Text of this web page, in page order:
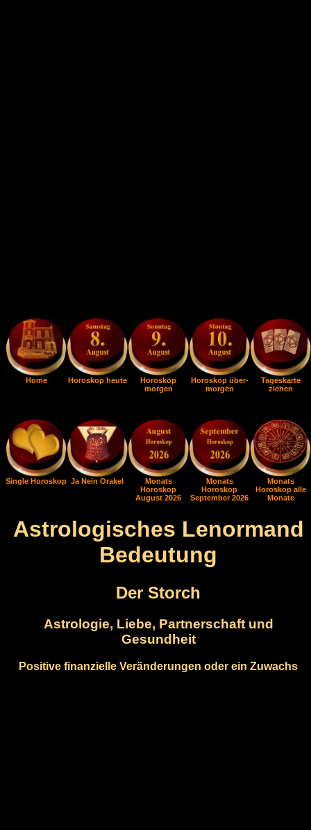
Home Horoskop heute
Horoskop
morgen
Horoskop über-
morgen
Tageskarte
ziehen
Single Horoskop Ja Nein Orakel
Monats
Horoskop
August 2026
Monats
Horoskop
September 2026
Monats
Horoskop alle
Monate
Astrologisches Lenormand
Bedeutung
Der Storch
Astrologie, Liebe, Partnerschaft und
Gesundheit
Positive finanzielle Veränderungen oder ein Zuwachs